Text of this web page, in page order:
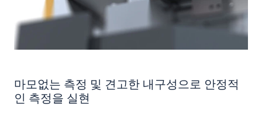
마모없는 측정 및 견고한 내구성으로 안정적
인 측정을 실현